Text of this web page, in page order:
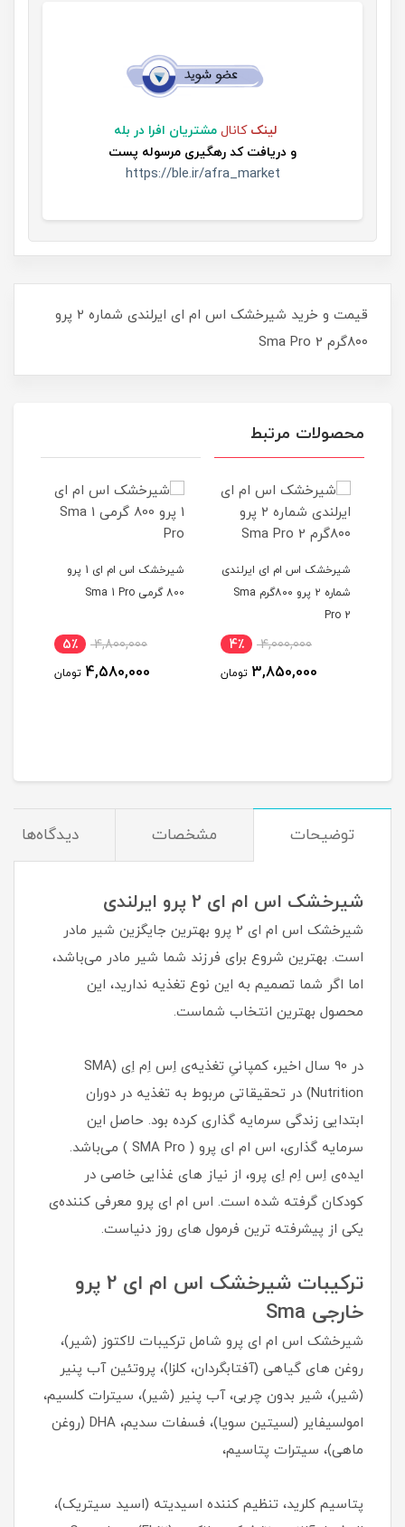
لینک کانال مشتریان افرا در بله
و دریافت کد رهگیری مرسوله پست
https://ble.ir/afra_market
قیمت و خرید شیرخشک اس ام ای ایرلندی شماره ۲ پرو
۸۰۰گرم Sma Pro 2
محصولات مرتبط
شیرخشک اس ام ای ایرلندی
شماره ۲ پرو ۸۰۰گرم Sma
Pro 2
4,000,000 4٪
3,850,000 تومان
شیرخشک اس ام ای 1 پرو
800 گرمی Sma 1 Pro
4,800,000 5٪
4,580,000 تومان
توضیحات مشخصات دیدگاه‌ها
شیرخشک اس ام ای 2 پرو ایرلندی
شیرخشک اس ام ای 2 پرو بهترین جایگزین شیر مادر
است. بهترین شروع برای فرزند شما شیر مادر می‌باشد،
اما اگر شما تصمیم به این نوع تغذیه ندارید، این
محصول بهترین انتخاب شماست.
در 90 سال اخیر، کمپانیِ تغذیه‌ی اِس اِم اِی (SMA
Nutrition) در تحقیقاتی مربوط به تغذیه در دوران
ابتدایی زندگی سرمایه گذاری کرده بود. حاصل این
سرمایه گذاری، اس ام ای پرو ( SMA Pro ) می‌باشد.
ایده‌ی اِس اِم اِی پرو، از نیاز های غذایی خاصی در
کودکان گرفته شده است. اس ام ای پرو معرفی کننده‌ی
یکی از پیشرفته ترین فرمول های روز دنیاست.
ترکیبات شیرخشک اس ام ای 2 پرو
خارجی Sma
شیرخشک اس ام ای پرو شامل ترکیبات لاکتوز (شیر)،
روغن های گیاهی (آفتابگردان، کلزا)، پروتئین آب پنیر
(شیر)، شیر بدون چربی، آب پنیر (شیر)، سیترات کلسیم،
امولسیفایر (لسیتین سویا)، فسفات سدیم، DHA (روغن
ماهی)، سیترات پتاسیم،
پتاسیم کلرید، تنظیم کننده اسیدیته (اسید سیتریک)،